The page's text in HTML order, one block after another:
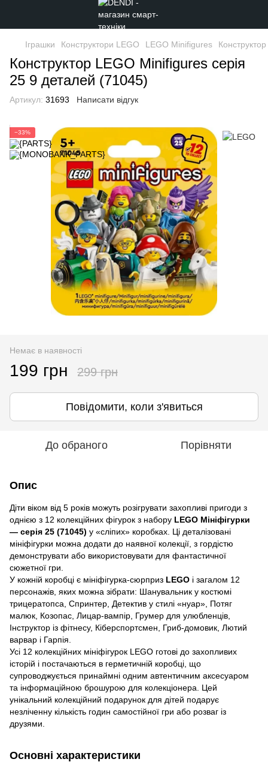
Іграшки Конструктори LEGO LEGO Minifigures
Конструктор LEGO Minifigures серія
25 9 деталей (71045)
Артикул: 31693 Написати відгук
−33%
Немає в наявності
199 грн 299 грн
Повідомити, коли з'явиться
До обраного Порівняти
Опис
Діти віком від 5 років можуть розігрувати захопливі пригоди з
однією з 12 колекційних фігурок з набору LEGO Мініфігурки
— серія 25 (71045) у «сліпих» коробках. Ці деталізовані
мініфігурки можна додати до наявної колекції, з гордістю
демонструвати або використовувати для фантастичної
сюжетної гри.
У кожній коробці є мініфігурка-сюрприз LEGO і загалом 12
персонажів, яких можна зібрати: Шанувальник у костюмі
трицератопса, Спринтер, Детектив у стилі «нуар», Потяг
малюк, Козопас, Лицар-вампір, Грумер для улюбленців,
Інструктор із фітнесу, Кіберспортсмен, Гриб-домовик, Лютий
варвар і Гарпія.
Усі 12 колекційних мініфігурок LEGO готові до захопливих
історій і постачаються в герметичній коробці, що
супроводжується принаймні одним автентичним аксесуаром
та інформаційною брошурою для колекціонера. Цей
унікальний колекційний подарунок для дітей подарує
незліченну кількість годин самостійної гри або розваг із
друзями.
Основні характеристики